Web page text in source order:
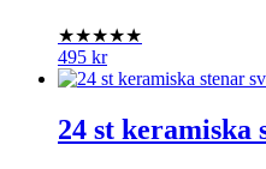
★★★★★
495 kr
24 st keramiska